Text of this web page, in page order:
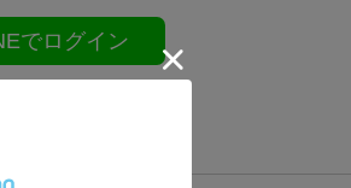
でログイン